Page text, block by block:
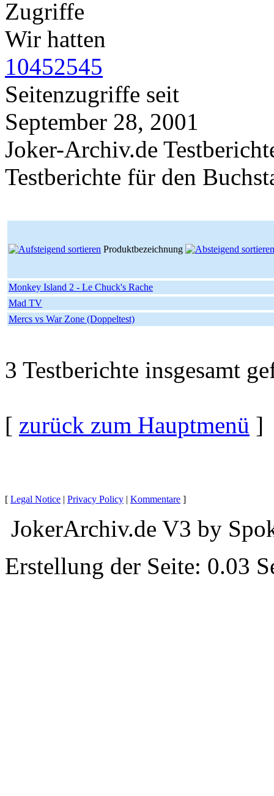
Zugriffe
Wir hatten
10452545
Seitenzugriffe seit
September 28, 2001
Joker-Archiv.de
Testberichte für den
Produktbezeichnung
Monkey Island 2 - Le Chuck's Rache
Mad TV
Mercs vs War Zone (Doppeltest)
3 Testberichte insgesamt
[ zurück zum Hauptmenü ]
[ Legal Notice | Privacy Policy | Kommentare ]
JokerArchiv.de V3 by
Erstellung der Seite: 0.03